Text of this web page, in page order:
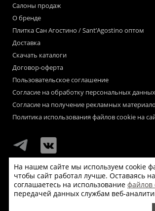
Салоны продаж
О бренде
Плитка Сан Агостино / Sant’Agostino оптом
Доставка
Скачать каталоги
Договор-оферта
Пользовательское соглашение
Согласие на обработку персональных данных
Согласие на получение рекламных
Политика использования файлов cookie на
Мы используем файлы «cookie» для
Если Вас это не устраивает, пожалуйста,
На нашем сайте мы используем cookie
чтобы сайт работал лучше. Оставаясь
соглашаетесь на использование файлов
передачей данных службам веб-